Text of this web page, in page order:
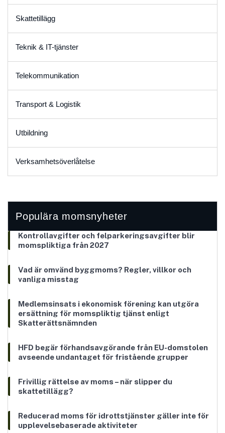
Skattetillägg
Teknik & IT-tjänster
Telekommunikation
Transport & Logistik
Utbildning
Verksamhetsöverlåtelse
Populära momsnyheter
Kontrollavgifter och felparkeringsavgifter blir
momspliktiga från 2027
Vad är omvänd byggmoms? Regler, villkor och
vanliga misstag
Medlemsinsats i ekonomisk förening kan utgöra
ersättning för momspliktig tjänst enligt
Skatterättsnämnden
HFD begär förhandsavgörande från EU-domstolen
avseende undantaget för fristående grupper
Frivillig rättelse av moms – när slipper du
skattetillägg?
Reducerad moms för idrottstjänster gäller inte för
upplevelsebaserade aktiviteter